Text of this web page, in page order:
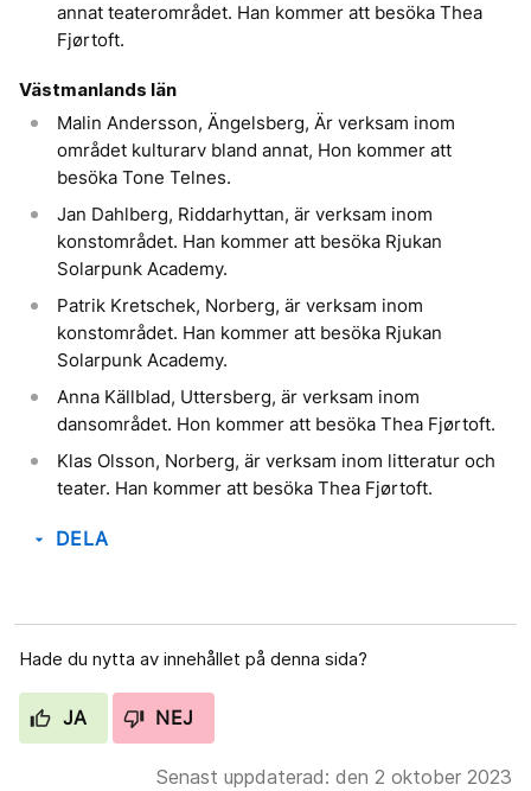
annat teaterområdet. Han kommer att besöka Thea
Fjørtoft.
Västmanlands län
Malin Andersson, Ängelsberg, Är verksam inom
området kulturarv bland annat, Hon kommer att
besöka Tone Telnes.
Jan Dahlberg, Riddarhyttan, är verksam inom
konstområdet. Han kommer att besöka Rjukan
Solarpunk Academy.
Patrik Kretschek, Norberg, är verksam inom
konstområdet. Han kommer att besöka Rjukan
Solarpunk Academy.
Anna Källblad, Uttersberg, är verksam inom
dansområdet. Hon kommer att besöka Thea Fjørtoft.
Klas Olsson, Norberg, är verksam inom litteratur och
teater. Han kommer att besöka Thea Fjørtoft.
arrow_drop_down DELA
Hade du nytta av innehållet på denna sida?
JA NEJ
Senast uppdaterad: den 2 oktober 2023